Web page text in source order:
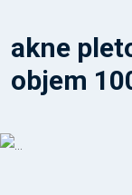
akne
objem